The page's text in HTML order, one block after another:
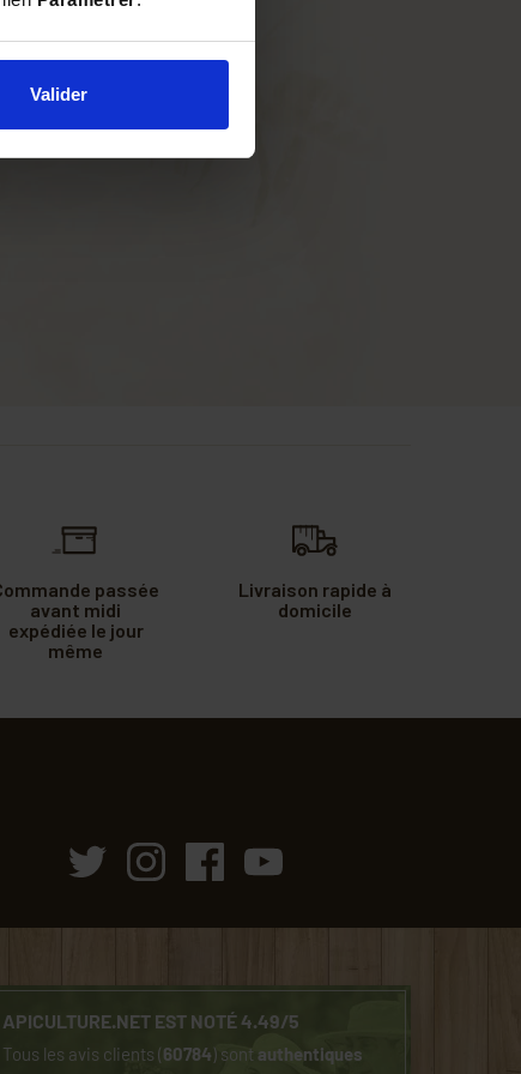
Valider
passée
avant midi
expédiée le jour
même
Livraison rapide à
domicile
APICULTURE.NET EST NOTÉ 4.49/5
Tous les avis clients (60784) sont authentiques